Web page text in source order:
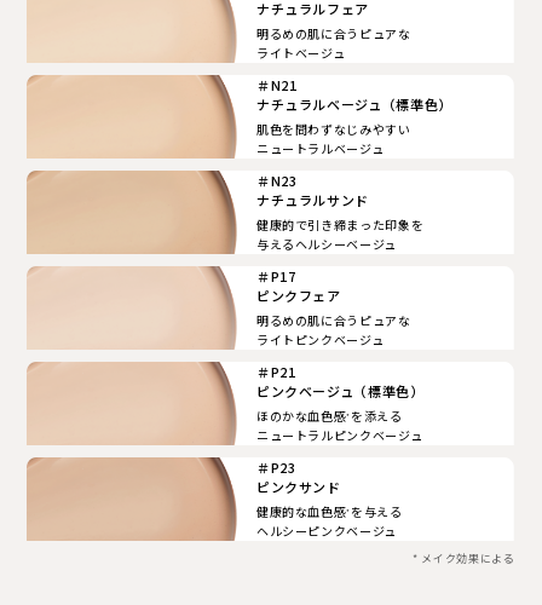
ナチュラルフェア
明るめの肌に合うピュアな
ライトベージュ
＃N21
ナチュラルベージュ（標準色）
肌色を問わずなじみやすい
ニュートラルベージュ
＃N23
ナチュラルサンド
健康的で引き締まった印象を
与えるヘルシーベージュ
＃P17
ピンクフェア
明るめの肌に合うピュアな
ライトピンクベージュ
＃P21
ピンクベージュ（標準色）
ほのかな血色感* を添える
ニュートラルピンクベージュ
＃P23
ピンクサンド
健康的な血色感* を与える
ヘルシーピンクベージュ
* メイク効果による